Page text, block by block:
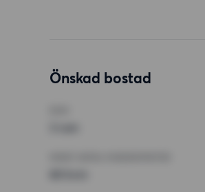
Önskad bostad